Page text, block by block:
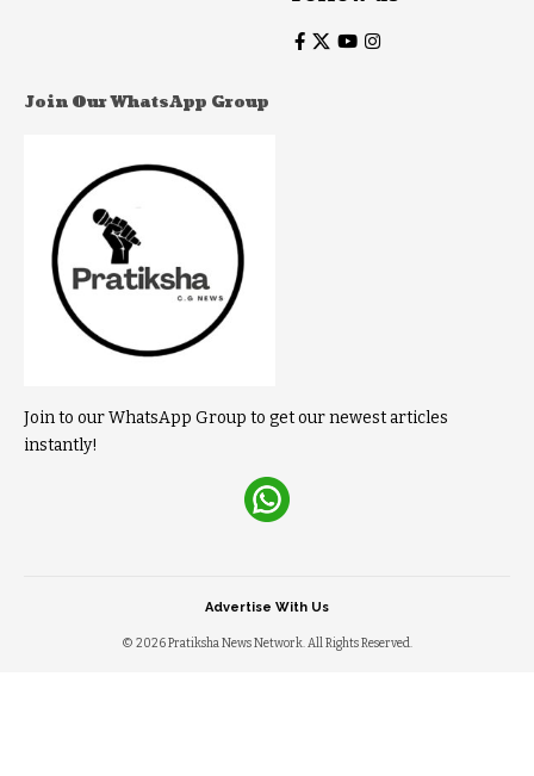
Join Our WhatsApp Group
Join to our WhatsApp Group to get our newest articles
instantly!
© 2026 Pratiksha News Network. All Rights Reserved.
Advertise With Us